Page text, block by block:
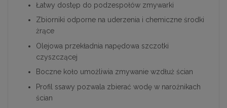
Łatwy dostęp do podzespołów zmywarki
Zbiorniki odporne na uderzenia i chemiczne środki
żrące
Olejowa przekładnia napędowa szczotki
czyszczącej
Boczne koło umożliwia zmywanie wzdłuż ścian
Profil ssawy pozwala zbierać wodę w narożnikach
ścian